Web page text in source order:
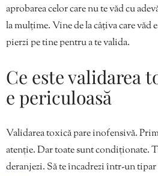
aprobarea celor care nu te văd cu
la mulțime. Vine de la câțiva care văd
pierzi pe tine pentru a te valida.
Ce este validarea
e periculoasă
Validarea toxică pare inofensivă.
atenție. Dar toate sunt condiționate.
deranjezi. Să te încadrezi într-un